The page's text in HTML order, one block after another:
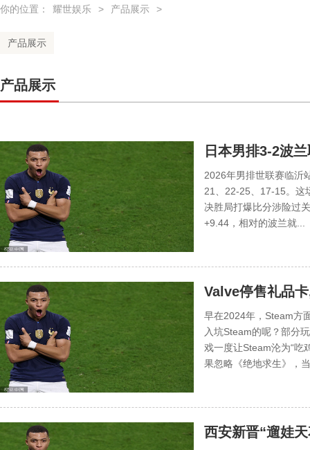
你的位置： 耀世娱乐 > 产品展示 >
产品展示
产品展示
日本男排3-2波
魔咒
2026年男排世联赛临沂
21、22-25、17-15。这
决胜局打爆比分涉险过
+9.44，相对的波兰就...
Valve停售礼品
早在2024年，Steam方
入坑Steam的呢？部分
戏一度让Steam沦为“吃
果忽略《绝地求生》，
西安新晋“遛娃